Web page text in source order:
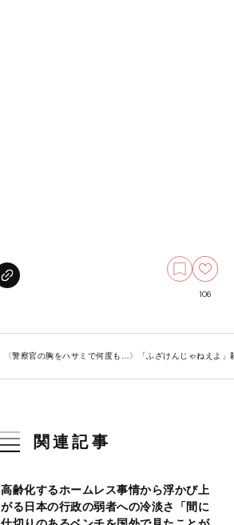
106
〈警察官の胸をハサミで何度も…〉「ふざけんじゃねえよ
関連記事
高齢化するホームレス事情から浮かび上
がる日本の行政の弱者への冷淡さ「間に